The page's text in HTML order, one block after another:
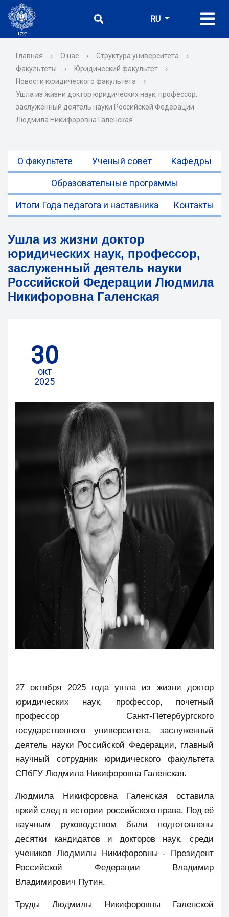
RU
Главная › О нас › Структура университета
›
Факультеты
› Юридический факультет
›
Новости юридического факультета
›
Ушла из жизни доктор юридических наук, профессор,
заслуженный деятель науки Российской Федерации
Людмила Никифоровна Галенская
О факультете Ученый совет Кафедры
Образовательные программы
Итоги Года педагога и наставника Контакты
Ушла из жизни доктор
юридических наук, профессор,
заслуженный деятель науки
Российской Федерации Людмила
Никифоровна Галенская
30
окт
2025
27 октября 2025 года ушла из жизни доктор
юридических наук, профессор, почетный
профессор Санкт‑Петербургского
государственного университета, заслуженный
деятель науки Российской Федерации, главный
научный сотрудник юридического факультета
СПбГУ Людмила Никифоровна Галенская.
Людмила Никифоровна Галенская оставила
яркий след в истории российского права. Под её
научным руководством были подготовлены
десятки кандидатов и докторов наук, среди
учеников Людмилы Никифоровны - Президент
Российской Федерации Владимир
Владимирович Путин.
Труды Людмилы Никифоровны Галенской